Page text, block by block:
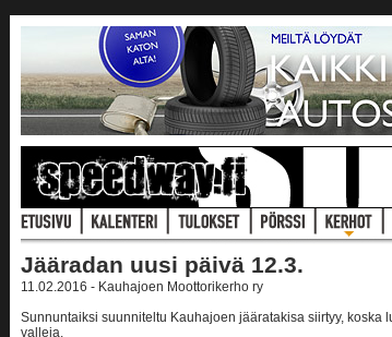
Jääradan uusi päivä 12.3.
11.02.2016 - Kauhajoen Moottorikerho ry
Sunnuntaiksi suunniteltu Kauhajoen jääratakisa siirtyy, koska
valleja.